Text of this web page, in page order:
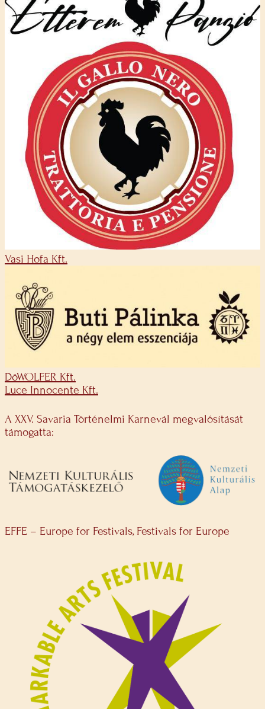
Vasi Hofa Kft.
DöWOLFER Kft.
Luce Innocente Kft.
A XXV. Savaria Történelmi Karnevál megvalósítását
támogatta:
EFFE – Europe for Festivals, Festivals for Europe